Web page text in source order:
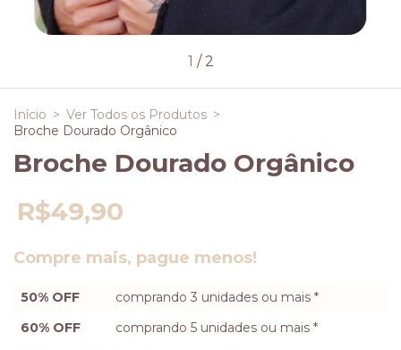
1 / 2
Início > Ver Todos os Produtos >
Broche Dourado Orgânico
Broche Dourado Orgânico
R$49,90
Compre mais, pague menos!
50% OFF
comprando 3 unidades ou mais *
60% OFF
comprando 5 unidades ou mais *